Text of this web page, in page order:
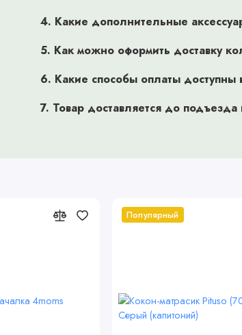
позволяет погасить тряску практически на любом
на задних колесах обеспечивает
столкновении с твердыми предметами, например,
гелевые колеса с широкими протекторами
для ребенка. Эргономичной формы ручка покрыта
резкие повороты. С помощью специальных
4. Какие дополнительные
5. Как можно оформить доставку
6. Какие способы оплаты доступны
7. Товар доставляется до
Популярный